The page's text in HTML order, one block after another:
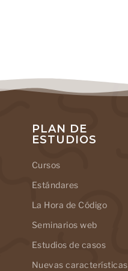
PLAN DE
ESTUDIOS
Cursos
Estándares
La Hora de Código
Seminarios web
Estudios de casos
Nuevas características